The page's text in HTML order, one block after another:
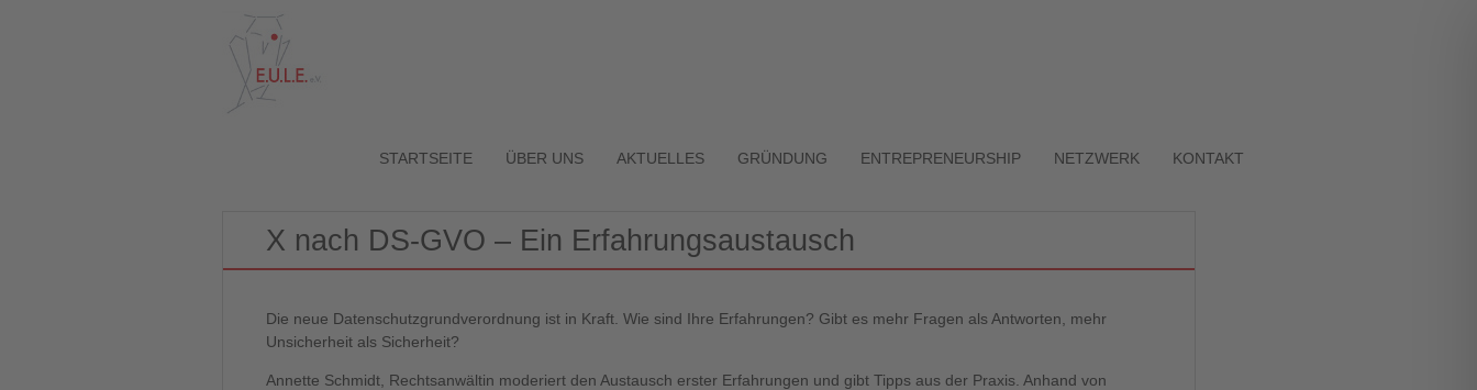
STARTSEITE ÜBER UNS AKTUELLES GRÜNDUNG ENTREPRENEURSHIP NETZWERK KONTAKT
X nach DS-GVO – Ein Erfahrungsaustausch
Die neue Datenschutzgrundverordnung ist in Kraft. Wie sind Ihre Erfahrungen? Gibt es mehr Fragen als Antworten, mehr
Unsicherheit als Sicherheit?
Annette Schmidt, Rechtsanwältin moderiert den Austausch erster Erfahrungen und gibt Tipps aus der Praxis. Anhand von